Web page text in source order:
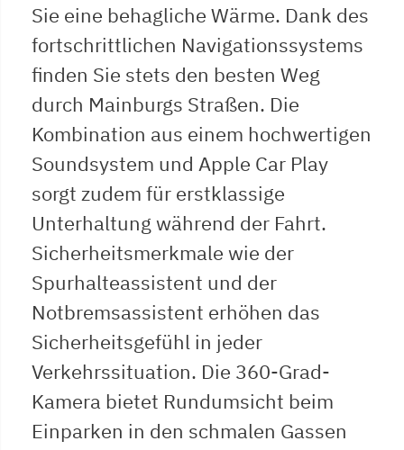
Sie eine behagliche Wärme. Dank des
fortschrittlichen Navigationssystems
finden Sie stets den besten Weg
durch Mainburgs Straßen. Die
Kombination aus einem hochwertigen
Soundsystem und Apple Car Play
sorgt zudem für erstklassige
Unterhaltung während der Fahrt.
Sicherheitsmerkmale wie der
Spurhalteassistent und der
Notbremsassistent erhöhen das
Sicherheitsgefühl in jeder
Verkehrssituation. Die 360-Grad-
Kamera bietet Rundumsicht beim
Einparken in den schmalen Gassen